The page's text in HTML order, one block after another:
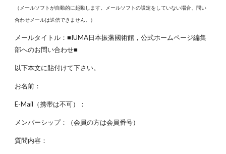
（メールソフトが自動的に起動します。メールソフトの設定をしていない場合、問い
合わせメールは送信できません。）
メールタイトル：■IUMA日本振藩國術館，公式ホームページ編集
部へのお問い合わせ■
以下本文に貼付けて下さい。
お名前：
E-Mail（携帯は不可）：
メンバーシップ：（会員の方は会員番号）
質問内容：